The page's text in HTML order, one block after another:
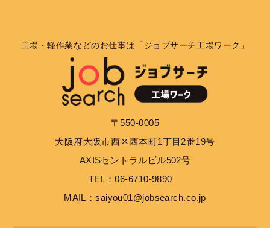
工場・軽作業などのお仕事は「ジョブサーチ工場ワーク」
〒550-0005
大阪府大阪市西区西本町1丁目2番19号
AXISセントラルビル502号
TEL：06-6710-9890
MAIL：saiyou01@jobsearch.co.jp